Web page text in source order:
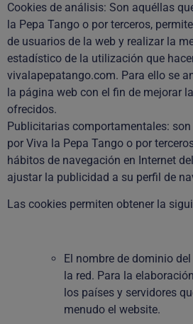
Cookies de análisis: Son aquéllas
la Pepa Tango o por terceros,
de usuarios de la web y realizar la
estadístico de la utilización que
vivalapepatango.com. Para ello se
la página web con el fin de mejorar
ofrecidos.
Publicitarias comportamentales:
por Viva la Pepa Tango o por
hábitos de navegación en Internet
ajustar la publicidad a su perfil de
Las cookies permiten obtener la
El nombre de dominio
la red. Para la
los países y servidores
menudo el website.